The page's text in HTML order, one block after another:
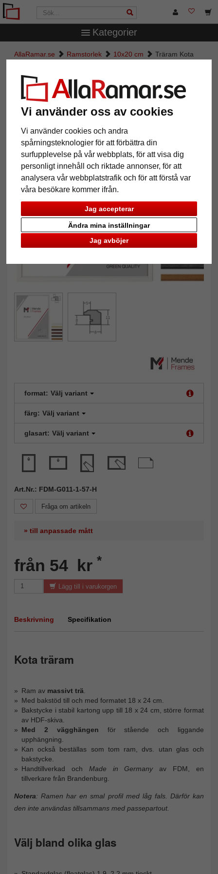
Vi använder oss av cookies
Vi använder cookies och andra
spårningsteknologier för att förbättra din
surfupplevelse på vår webbplats, för att visa dig
personligt innehåll och riktade annonser, för att
analysera vår webbplatstrafik och för att förstå var
våra besökare kommer ifrån.
Jag accepterar
Jag avböjer
Ändra mina inställningar
Kategorier
AllaRamar.se Ramstorlek 10x20 cm Träram Kota
Träram Kota
Tillbaka
format: Välj variant
färg: Välj variant
glasart: Välj variant
Art.Nr.: FDM-G011-1-57-H
Fråga om artikeln
» till anpassade mått
från 54 kr *
Lägg till i varukorgen
Beskrivning Specifikation
Kota träram
Ram av massivt trä
Med bakstöd till och med formatet 18 x 24 cm.
Bakstycke i stabil kartong upp till 18 x 24 cm, större format
av HDF-skiva.
Med 2 vägghängen för stående och liggande
upphängning.
Kan också beställas som tom ram, dvs. utan glas och
bakstycke.
Handtillverkad och Made in Germanyav FDM, en
tillverkare från Brandenburg.
Notera: Ramen har en smal profil med låg fals. Därför kan
den inte användas tillsammans med passepartout.
Välj bland olika glas